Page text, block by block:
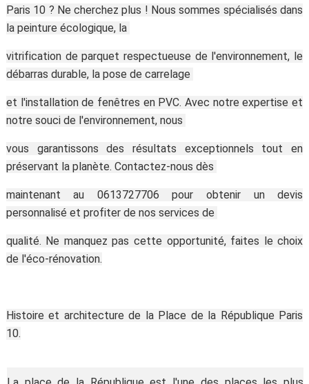
Paris 10 ? Ne cherchez plus ! Nous sommes spécialisés dans
la peinture écologique, la
vitrification de parquet respectueuse de l'environnement, le
débarras durable, la pose de carrelage
et l'installation de fenêtres en PVC. Avec notre expertise et
notre souci de l'environnement, nous
vous garantissons des résultats exceptionnels tout en
préservant la planète. Contactez-nous dès
maintenant au 0613727706 pour obtenir un devis
personnalisé et profiter de nos services de
qualité. Ne manquez pas cette opportunité, faites le choix
de l'éco-rénovation.
Histoire et architecture de la Place de la République Paris
10.